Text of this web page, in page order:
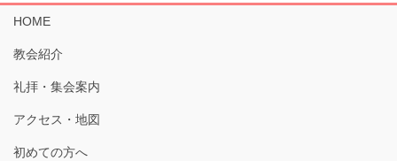
HOME
教会紹介
礼拝・集会案内
アクセス・地図
初めての方へ